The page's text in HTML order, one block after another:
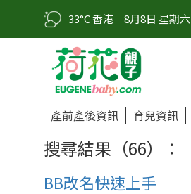
33°C 香港 8月8日 星期六
產前產後資訊 育兒資訊
搜尋結果（66）：
BB改名快速上手